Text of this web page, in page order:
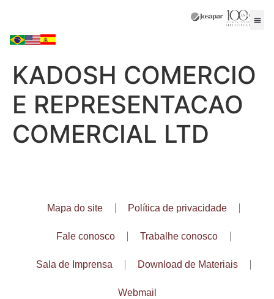
KADOSH COMERCIO
E REPRESENTACAO
COMERCIAL LTD
Mapa do site Política de privacidade
Fale conosco Trabalhe conosco
Sala de Imprensa Download de Materiais
Webmail